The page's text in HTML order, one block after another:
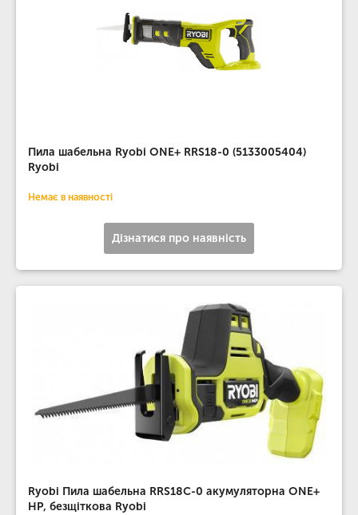
Пила шабельна Ryobi ONE+ RRS18-0 (5133005404)
Ryobi
Немає в наявності
Дізнатися про наявність
Ryobi Пила шабельна RRS18C-0 акумуляторна ONE+
НР, безщіткова Ryobi